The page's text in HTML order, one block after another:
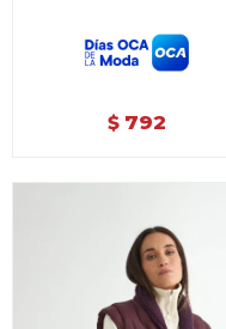
$ 792